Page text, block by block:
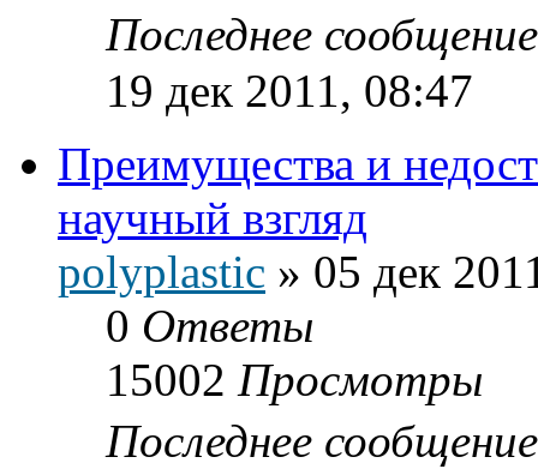
Последнее
19 дек 2011, 08:47
Преимущества и
научный взгляд
polyplastic » 05 дек
0 Ответы
15002 Просмотры
Последнее